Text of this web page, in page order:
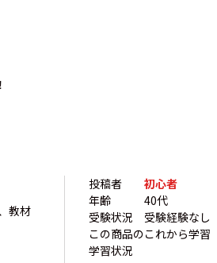
教材
投稿者
初心者
年齢
40代
受験状況
受験経験なし
この商品の
学習状況
これから学習